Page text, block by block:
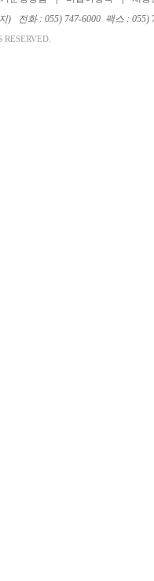
) 전화 : 055) 747-6000 팩스 : 055)